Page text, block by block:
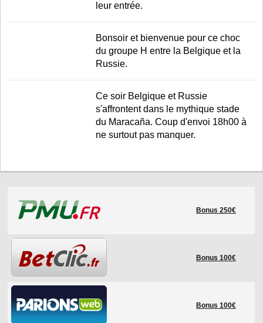
leur entrée.
Bonsoir et bienvenue pour ce choc
du groupe H entre la Belgique et la
Russie.
Ce soir Belgique et Russie
s'affrontent dans le mythique stade
du Maracaña. Coup d'envoi 18h00 à
ne surtout pas manquer.
Bonus 250€
Bonus 100€
Bonus 100€